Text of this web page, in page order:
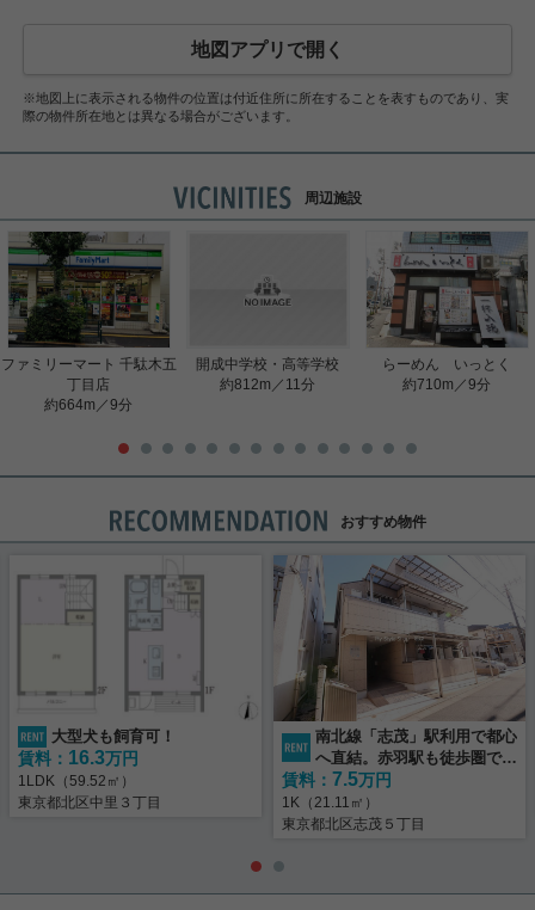
地図アプリで開く
※地図上に表示される物件の位置は付近住所に所在することを表すものであり、実
際の物件所在地とは異なる場合がございます。
周辺施設
ファミリーマート 千駄木五
丁目店
約664m／9分
開成中学校・高等学校
約812m／11分
らーめん いっとく
約710m／9分
おすすめ物件
大型犬も飼育可！
賃料： 16.3万円
1LDK（59.52㎡）
東京都北区中里３丁目
南北線「志茂」駅利用で都心
へ直結。赤羽駅も徒歩圏でマ
ルチアクセスが叶う快適ロケ
ーション！
賃料： 7.5万円
1K（21.11㎡）
東京都北区志茂５丁目